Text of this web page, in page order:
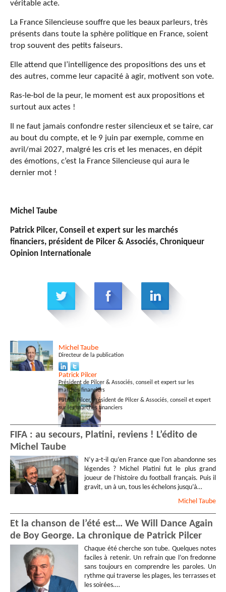
véritable acte.
La France Silencieuse souffre que les beaux parleurs, très
présents dans toute la sphère politique en France, soient
trop souvent des petits faiseurs.
Elle attend que l’intelligence des propositions des uns et
des autres, comme leur capacité à agir, motivent son vote.
Ras-le-bol de la peur, le moment est aux propositions et
surtout aux actes !
Il ne faut jamais confondre rester silencieux et se taire, car
au bout du compte, et le 9 juin par exemple, comme en
avril/mai 2027, malgré les cris et les menaces, en dépit
des émotions, c’est la France Silencieuse qui aura le
dernier mot !
Michel Taube
Patrick Pilcer, Conseil et expert sur les marchés
financiers, président de Pilcer & Associés, Chroniqueur
Opinion Internationale
Michel Taube
Directeur de la publication
Patrick Pilcer
Président de Pilcer & Associés, conseil et expert sur les
marchés financiers
Patrick Pilcer, Président de Pilcer & Associés, conseil et expert
sur les marchés financiers
FIFA : au secours, Platini, reviens ! L’édito de
Michel Taube
N’y a-t-il qu’en France que l’on abandonne ses
légendes ? Michel Platini fut le plus grand
joueur de l’histoire du football français. Puis il
gravit, un à un, tous les échelons jusqu’à…
Michel Taube
Et la chanson de l’été est… We Will Dance Again
de Boy George. La chronique de Patrick Pilcer
Chaque été cherche son tube. Quelques notes
faciles à retenir. Un refrain que l’on fredonne
sans toujours en comprendre les paroles. Un
rythme qui traverse les plages, les terrasses et
les soirées.…